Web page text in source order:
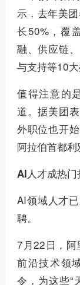
示，去年美
长50%，覆
融、供应链
与支持等10
值得注意的
道。据美团
外职位也开
阿拉伯首都利
AI人才成热
AI领域人才
聘。
7月22日，阿
前沿技术领
令，为这些“